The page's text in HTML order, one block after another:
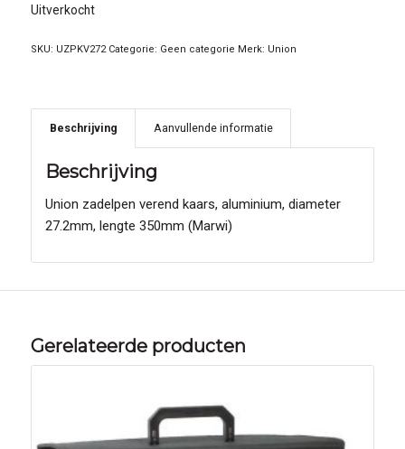
Uitverkocht
SKU: UZPKV272 Categorie: Geen categorie Merk: Union
Beschrijving Aanvullende informatie
Beschrijving
Union zadelpen verend kaars, aluminium, diameter
27.2mm, lengte 350mm (Marwi)
Gerelateerde producten